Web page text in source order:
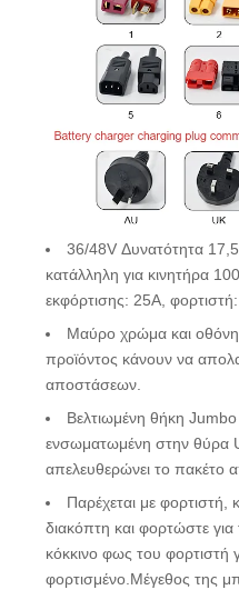
36/48V Δυνατότητα
κατάλληλη για κινητήρα
εκφόρτισης: 25A,
Μαύρο χρώμα και οθόνη
προϊόντος κάνουν να
αποστάσεων.
Βελτιωμένη θήκη
ενσωματωμένη στην θύρα
απελευθερώνει το πακέτο
Παρέχεται με φορτιστή,
διακόπτη και φορτώστε
κόκκινο φως του φορτιστή
φορτισμένο.Μέγεθος της